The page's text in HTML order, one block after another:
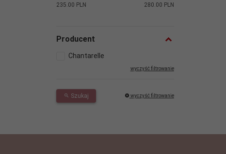
235.00 PLN 280.00 PLN
Producent
Chantarelle
wyczyść filtrowanie
Szukaj wyczyść filtrowanie